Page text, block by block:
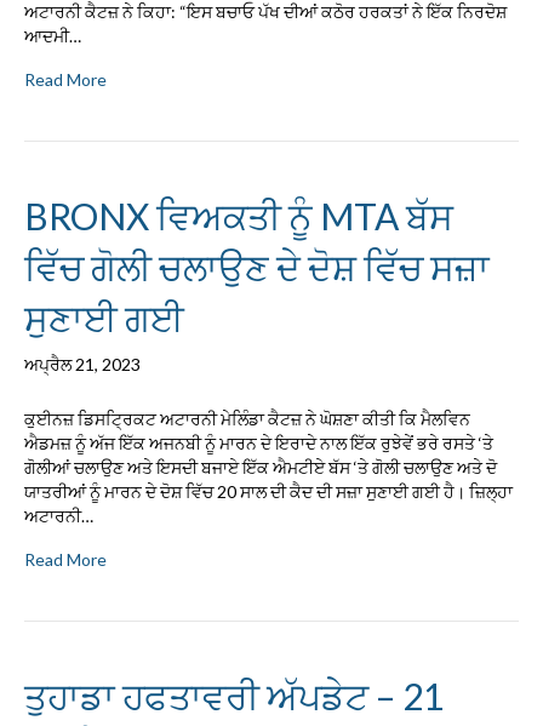
ਅਟਾਰਨੀ ਕੈਟਜ਼ ਨੇ ਕਿਹਾ: “ਇਸ ਬਚਾਓ ਪੱਖ ਦੀਆਂ ਕਠੋਰ ਹਰਕਤਾਂ ਨੇ ਇੱਕ ਨਿਰਦੋਸ਼
ਆਦਮੀ…
Read More
BRONX ਵਿਅਕਤੀ ਨੂੰ MTA ਬੱਸ
ਵਿੱਚ ਗੋਲੀ ਚਲਾਉਣ ਦੇ ਦੋਸ਼ ਵਿੱਚ ਸਜ਼ਾ
ਸੁਣਾਈ ਗਈ
ਅਪ੍ਰੈਲ 21, 2023
ਕੁਈਨਜ਼ ਡਿਸਟ੍ਰਿਕਟ ਅਟਾਰਨੀ ਮੇਲਿੰਡਾ ਕੈਟਜ਼ ਨੇ ਘੋਸ਼ਣਾ ਕੀਤੀ ਕਿ ਮੈਲਵਿਨ
ਐਡਮਜ਼ ਨੂੰ ਅੱਜ ਇੱਕ ਅਜਨਬੀ ਨੂੰ ਮਾਰਨ ਦੇ ਇਰਾਦੇ ਨਾਲ ਇੱਕ ਰੁਝੇਵੇਂ ਭਰੇ ਰਸਤੇ ‘ਤੇ
ਗੋਲੀਆਂ ਚਲਾਉਣ ਅਤੇ ਇਸਦੀ ਬਜਾਏ ਇੱਕ ਐਮਟੀਏ ਬੱਸ ‘ਤੇ ਗੋਲੀ ਚਲਾਉਣ ਅਤੇ ਦੋ
ਯਾਤਰੀਆਂ ਨੂੰ ਮਾਰਨ ਦੇ ਦੋਸ਼ ਵਿੱਚ 20 ਸਾਲ ਦੀ ਕੈਦ ਦੀ ਸਜ਼ਾ ਸੁਣਾਈ ਗਈ ਹੈ। ਜ਼ਿਲ੍ਹਾ
ਅਟਾਰਨੀ…
Read More
ਤੁਹਾਡਾ ਹਫਤਾਵਰੀ ਅੱਪਡੇਟ – 21